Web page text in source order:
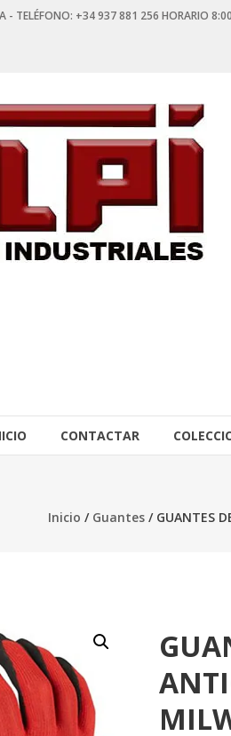
- TELÉFONO: +34 937 881 256 HORARIO
CONTACTAR
Inicio / Guantes/ GUANTES